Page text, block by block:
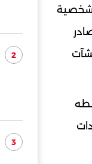
شخصية
2
3